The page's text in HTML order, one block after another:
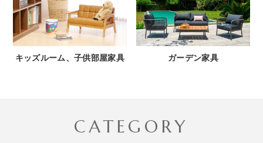
キッズルーム、子供部屋家具 ガーデン家具
CATEGORY